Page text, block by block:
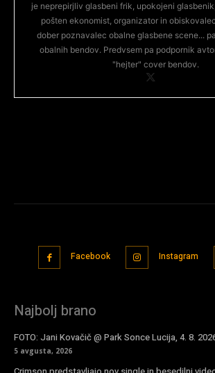
je neprepirjliv glasbeni frik, upokojeni
pošten ekonomist, organizator in
dober poznavalec obalne glasbene scene...
obalnih bendov. Predvsem pa podpornik
"hejter" cover bendov.
Facebook Instagram
Najbolj brano
FOTO: Jani Kovačič @ Park Sonce Lucija, 4. 8.
5 avgusta, 2026